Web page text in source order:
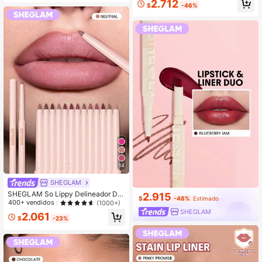
14
SHEGLAM
SHEGLAM So Lippy Delineador De
Labios-Neutral Lip Combo Marca D
ra Mujeres Y NiñAs
400+ vendidos (1000+)
$2.061 -23%
aje Para Mujeres Y NiñAs
$2.712 -46%
$2.915 -48% Estimado
SHEGLAM